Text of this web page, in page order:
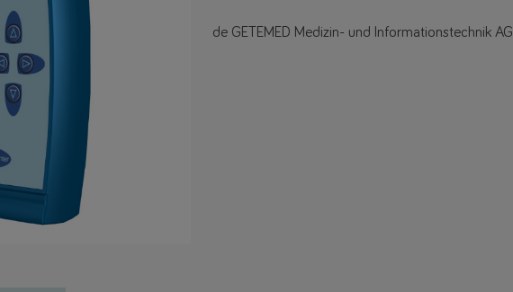
de GETEMED Medizin- und Informationstechnik AG